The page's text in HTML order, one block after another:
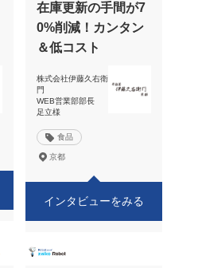
在庫更新の手間が7
0%削減！カンタン
＆低コスト
株式会社伊藤久右衛
門
WEB営業部部長
足立様
食品
京都
インタビューをみる